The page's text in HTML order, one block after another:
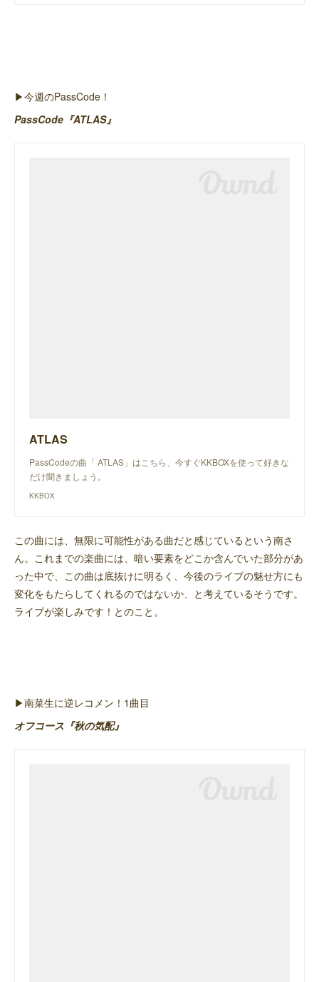
▶︎今週のPassCode！
PassCode『ATLAS』
ATLAS
PassCodeの曲「 ATLAS」はこちら、今すぐKKBOXを使って好きな
だけ聞きましょう。
KKBOX
この曲には、無限に可能性がある曲だと感じているという南さ
ん。これまでの楽曲には、暗い要素をどこか含んでいた部分があ
った中で、この曲は底抜けに明るく、今後のライブの魅せ方にも
変化をもたらしてくれるのではないか、と考えているそうです。
ライブが楽しみです！とのこと。
▶︎南菜生に逆レコメン！1曲目
オフコース『秋の気配』